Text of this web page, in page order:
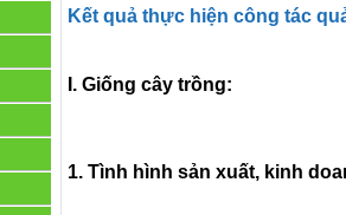
Kết quả thực hiện công tác
I. Giống cây trồng:
1. Tình hình sản xuất, kinh